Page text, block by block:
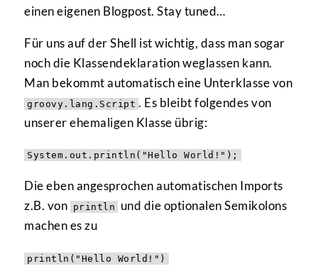
einen eigenen Blogpost. Stay tuned…
Für uns auf der Shell ist wichtig, dass man sogar
noch die Klassendeklaration weglassen kann.
Man bekommt automatisch eine Unterklasse von
groovy.lang.Script . Es bleibt folgendes von
unserer ehemaligen Klasse übrig:
System.out.println("Hello World!");
Die eben angesprochen automatischen Imports
z.B. von println
und die optionalen Semikolons
machen es zu
println("Hello World!")